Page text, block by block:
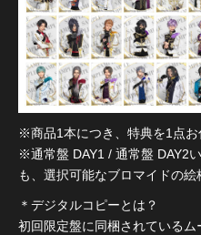
※商品1本につき、特典を1点お
※通常盤 DAY1 / 通常盤 DAY2
も、選択可能なブロマイドの絵
＊デジタルコピーとは？
初回限定盤に同梱されている